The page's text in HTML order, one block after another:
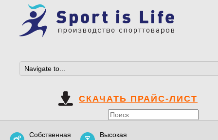
СКАЧАТЬ ПРАЙС-ЛИСТ
Собственная
Высокая